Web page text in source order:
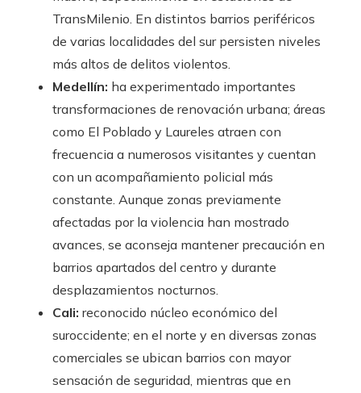
TransMilenio. En distintos barrios periféricos
de varias localidades del sur persisten niveles
más altos de delitos violentos.
Medellín: ha experimentado importantes
transformaciones de renovación urbana; áreas
como El Poblado y Laureles atraen con
frecuencia a numerosos visitantes y cuentan
con un acompañamiento policial más
constante. Aunque zonas previamente
afectadas por la violencia han mostrado
avances, se aconseja mantener precaución en
barrios apartados del centro y durante
desplazamientos nocturnos.
Cali: reconocido núcleo económico del
suroccidente; en el norte y en diversas zonas
comerciales se ubican barrios con mayor
sensación de seguridad, mientras que en